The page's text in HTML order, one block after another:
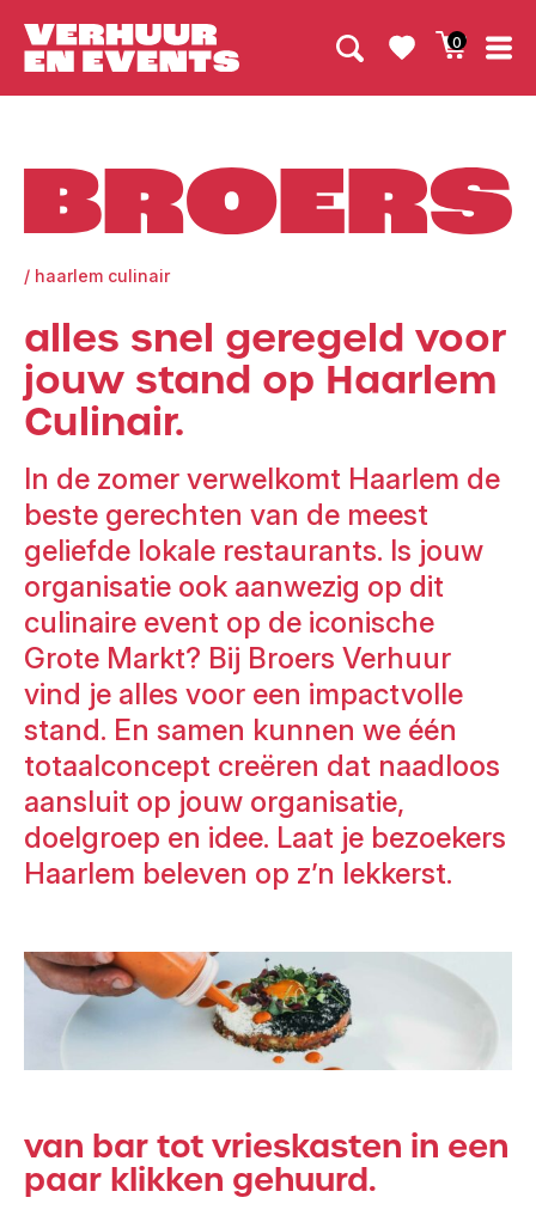
0
/ haarlem culinair
alles snel geregeld voor
jouw stand op Haarlem
Culinair.
In de zomer verwelkomt Haarlem de
beste gerechten van de meest
geliefde lokale restaurants. Is jouw
organisatie ook aanwezig op dit
culinaire event op de iconische
Grote Markt? Bij Broers Verhuur
vind je alles voor een impactvolle
stand. En samen kunnen we één
totaalconcept creëren dat naadloos
aansluit op jouw organisatie,
doelgroep en idee. Laat je bezoekers
Haarlem beleven op z’n lekkerst.
van bar tot vrieskasten in een
paar klikken gehuurd.